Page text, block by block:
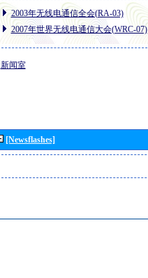
2003年无线电通信全会(RA-03)
2007年世界无线电通信大会(WRC-07)
新闻室
[Newsflashes]